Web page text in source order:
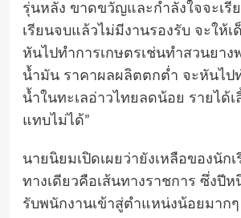
รุ่นหลัง ขาดขวัญและกำลังใจจะเรี
เรียนจบแล้วไม่มีงานรองรับ จะให้เ
หันไปทำการเกษตรเช่นทำสวนยาง
น้ำมัน ราคาผลผลิตตกต่ำ จะหันไป
น้ำในทะเลอ่าวไทยลดน้อย รายได้เ
แทบไม่ได้”
นายนิยมเปิดเผยว่ายังเหลือของนัก
ทางเดียวคือเส้นทางราชการ ซึ่งปีห
รับพนักงานเข้าสู่ตำแหน่งน้อยมาก